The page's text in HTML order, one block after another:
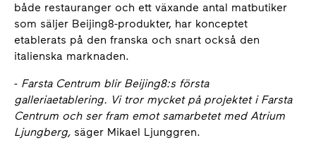
både restauranger och ett växande antal matbutiker
som säljer Beijing8-produkter, har konceptet
etablerats på den franska och snart också den
italienska marknaden.
- Farsta Centrum blir Beijing8:s första
galleriaetablering. Vi tror mycket på projektet i Farsta
Centrum och ser fram emot samarbetet med Atrium
Ljungberg, säger Mikael Ljunggren.